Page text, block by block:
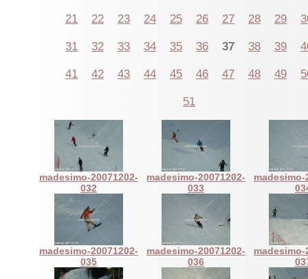
21 22 23 24 25 26 27 28 29
31 32 33 34 35 36 37 38 39
41 42 43 44 45 46 47 48 49
51
madesimo-20071202-
032
madesimo-20071202-
033
madesimo-
madesimo-20071202-
035
madesimo-20071202-
036
madesimo-